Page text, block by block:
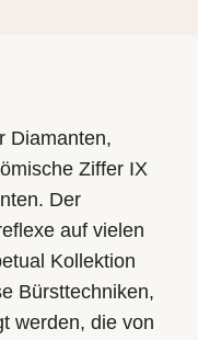
Diamanten,
Ziffer IX
Der
auf vielen
Kollektion
Bürsttechniken,
werden, die von